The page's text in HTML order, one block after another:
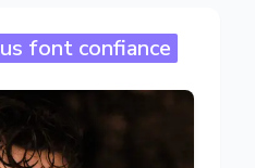
font confiance